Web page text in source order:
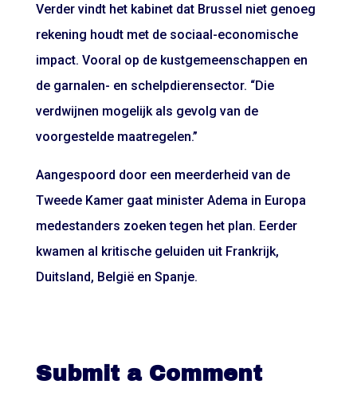
Verder vindt het kabinet dat Brussel niet genoeg
rekening houdt met de sociaal-economische
impact. Vooral op de kustgemeenschappen en
de garnalen- en schelpdierensector. “Die
verdwijnen mogelijk als gevolg van de
voorgestelde maatregelen.”
Aangespoord door een meerderheid van de
Tweede Kamer gaat minister Adema in Europa
medestanders zoeken tegen het plan. Eerder
kwamen al kritische geluiden uit Frankrijk,
Duitsland, België en Spanje.
Submit a Comment